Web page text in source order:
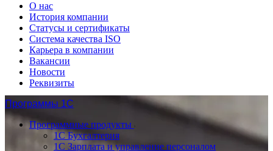
О нас
История компании
Статусы и сертификаты
Система качества ISO
Карьера в компании
Вакансии
Новости
Реквизиты
Программы 1С
Программные продукты
1С Бухгалтерия
1С Зарплата и управление персоналом